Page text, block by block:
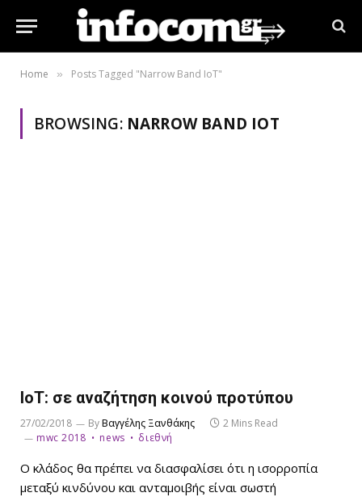
Home » Posts Tagged "Narrow Band IoT"
BROWSING: NARROW BAND IOT
ΙοΤ: σε αναζήτηση κοινού προτύπου
27/02/2018 ByΒαγγέλης Ξανθάκης
2 Mins Read
mwc 2018
news διεθνή
Ο κλάδος θα πρέπει να διασφαλίσει ότι η ισορροπία
μεταξύ κινδύνου και ανταμοιβής είναι σωστή